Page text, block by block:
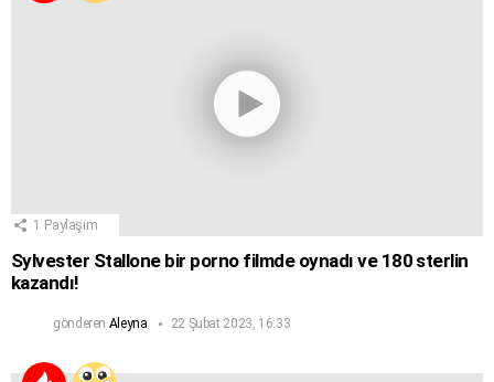
1 Paylaşım
Sylvester Stallone bir porno filmde oynadı ve 180 sterlin
kazandı!
gönderen Aleyna 22 Şubat 2023, 16:33